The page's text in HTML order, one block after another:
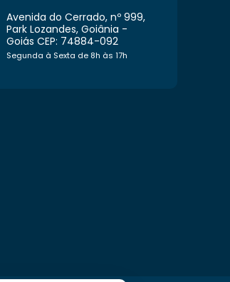
Avenida do Cerrado, nº 999,
Park Lozandes, Goiânia -
Goiás CEP: 74884-092
Segunda à Sexta de 8h às 17h